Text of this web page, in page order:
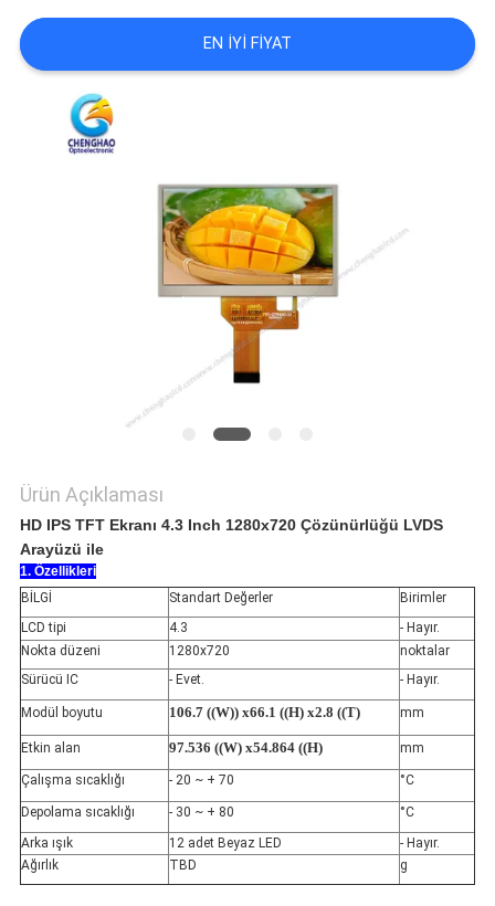
PRIVACY
POLICY
EN IYI FIYAT
Ürün Açıklaması
HD IPS TFT Ekranı 4.3 Inch 1280x720 Çözünürlüğü LVDS
Arayüzü ile
1. Özellikleri
BİLGİ
Standart Değerler
Birimler
LCD tipi
4.3
- Hayır.
Nokta düzeni
1280x720
noktalar
Sürücü IC
- Evet. - Hayır.
Modül boyutu 106.7 ((W)) x66.1 ((H) x2.8 ((T) mm
Etkin alan 97.536 ((W) x54.864 ((H) mm
Çalışma sıcaklığı - 20 ~ + 70 °C
Depolama sıcaklığı - 30 ~ + 80
°C
Arka ışık
12 adet Beyaz LED
- Hayır.
Ağırlık
TBD g